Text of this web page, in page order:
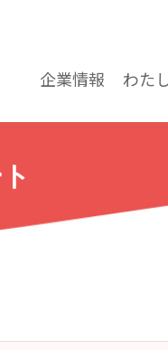
企業情報 わた